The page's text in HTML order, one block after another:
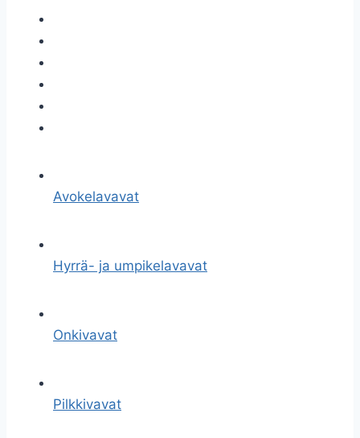
Avokelavavat
Hyrrä- ja umpikelavavat
Onkivavat
Pilkkivavat